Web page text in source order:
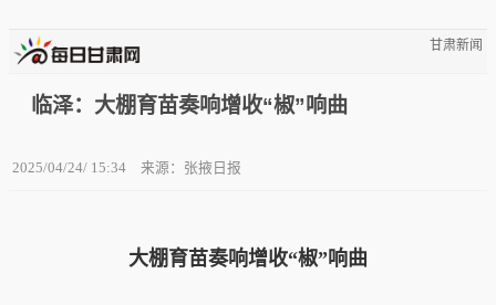
甘肃新闻
临泽：大棚育苗奏响增收“椒”响曲
2025/04/24/ 15:34 来源：张掖日报
大棚育苗奏响增收“椒”响曲